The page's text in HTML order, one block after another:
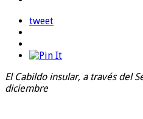
tweet
El Cabildo insular, a través del
diciembre